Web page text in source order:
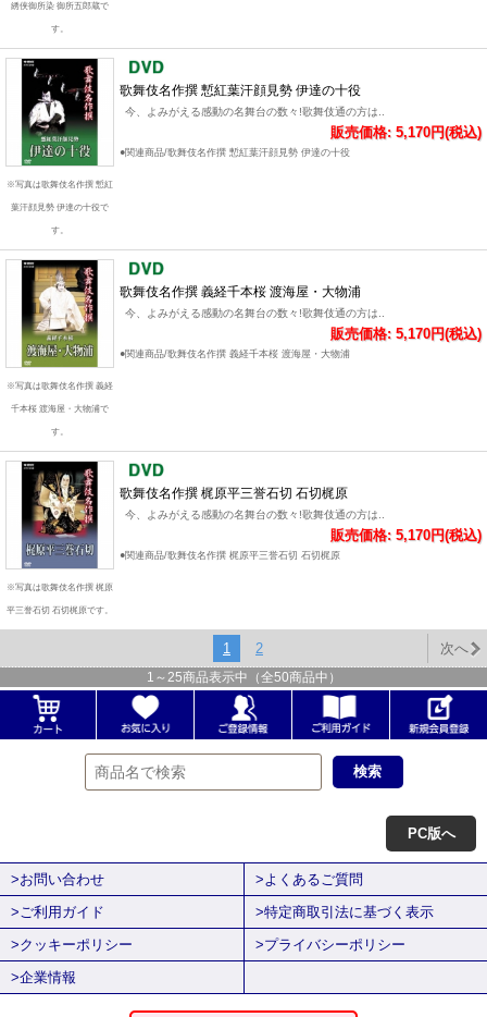
綉侠御所染 御所五郎蔵で
す。
※写真は歌舞伎名作撰 慙紅
葉汗顔見勢 伊達の十役で
す。
歌舞伎名作撰 慙紅葉汗顔見勢 伊達の十役
今、よみがえる感動の名舞台の数々!歌舞伎通の方は..
販売価格: 5,170円(税込)
●関連商品/歌舞伎名作撰 慙紅葉汗顔見勢 伊達の十役
※写真は歌舞伎名作撰 義経
千本桜 渡海屋・大物浦で
す。
歌舞伎名作撰 義経千本桜 渡海屋・大物浦
今、よみがえる感動の名舞台の数々!歌舞伎通の方は..
販売価格: 5,170円(税込)
●関連商品/歌舞伎名作撰 義経千本桜 渡海屋・大物浦
※写真は歌舞伎名作撰 梶原
平三誉石切 石切梶原です。
歌舞伎名作撰 梶原平三誉石切 石切梶原
今、よみがえる感動の名舞台の数々!歌舞伎通の方は..
販売価格: 5,170円(税込)
●関連商品/歌舞伎名作撰 梶原平三誉石切 石切梶原
1 2 次へ
1 ～ 25商品表示中（全50商品中）
PC版へ
>お問い合わせ
>よくあるご質問
>ご利用ガイド
>特定商取引法に基づく表示
>クッキーポリシー
>プライバシーポリシー
>企業情報